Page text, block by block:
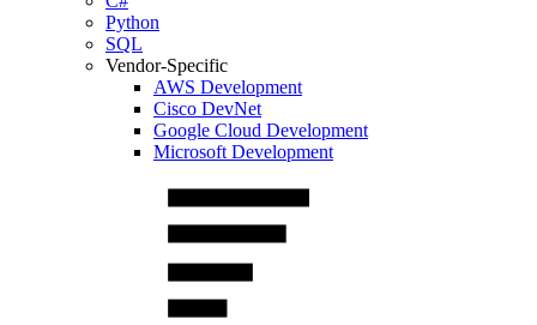
Python
SQL
Vendor-Specific
AWS Development
Cisco DevNet
Google Cloud Development
Microsoft Development